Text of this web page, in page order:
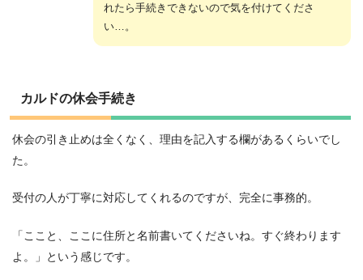
れたら手続きできないので気を付けてくださ
い…。
カルドの休会手続き
休会の引き止めは全くなく、理由を記入する欄があるくらいでし
た。
受付の人が丁寧に対応してくれるのですが、完全に事務的。
「ここと、ここに住所と名前書いてくださいね。すぐ終わります
よ。」という感じです。